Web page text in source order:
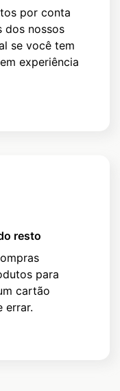
por conta
dos nossos
se você tem
experiência
resto
para
cartão
errar.